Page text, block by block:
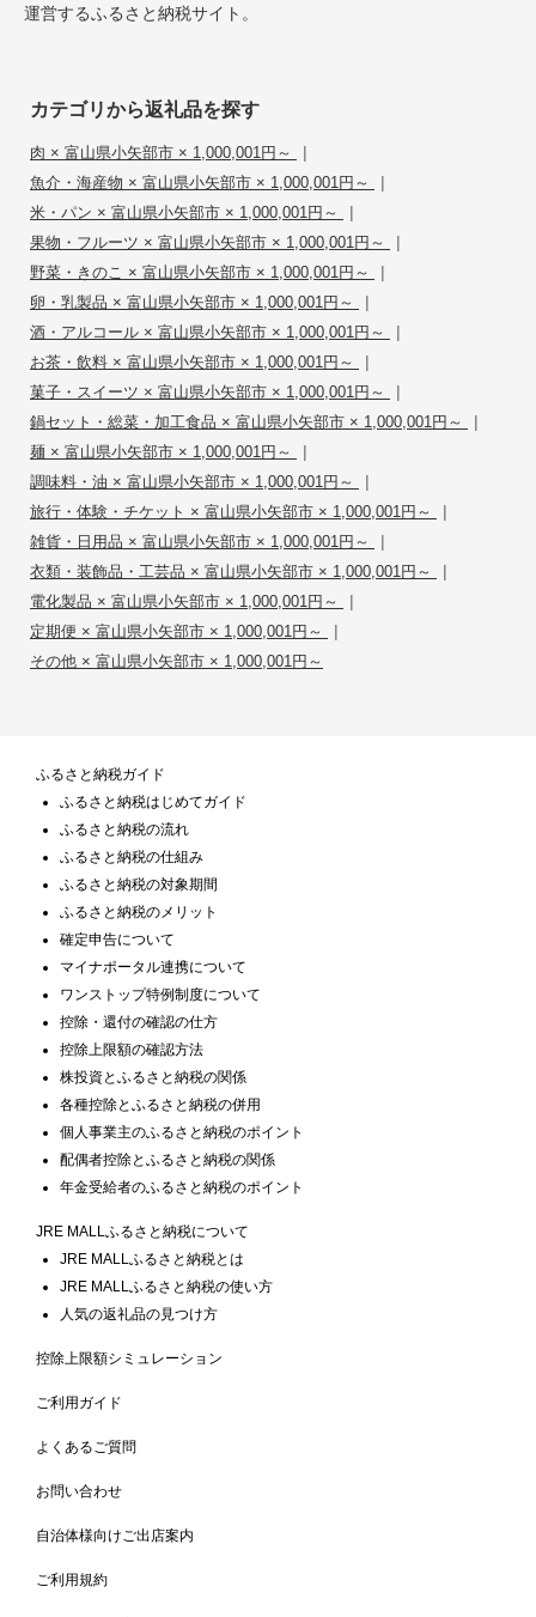
運営するふるさと納税サイト。
カテゴリから返礼品を探す
肉 × 富山県小矢部市 × 1,000,001円～ |
魚介・海産物 × 富山県小矢部市 × 1,000,001円～ |
米・パン × 富山県小矢部市 × 1,000,001円～ |
果物・フルーツ × 富山県小矢部市 × 1,000,001円～ |
野菜・きのこ × 富山県小矢部市 × 1,000,001円～ |
卵・乳製品 × 富山県小矢部市 × 1,000,001円～ |
酒・アルコール × 富山県小矢部市 × 1,000,001円～ |
お茶・飲料 × 富山県小矢部市 × 1,000,001円～ |
菓子・スイーツ × 富山県小矢部市 × 1,000,001円～ |
鍋セット・総菜・加工食品 × 富山県小矢部市 × 1,000,001円～ |
麺 × 富山県小矢部市 × 1,000,001円～ |
調味料・油 × 富山県小矢部市 × 1,000,001円～ |
旅行・体験・チケット × 富山県小矢部市 × 1,000,001円～ |
雑貨・日用品 × 富山県小矢部市 × 1,000,001円～ |
衣類・装飾品・工芸品 × 富山県小矢部市 × 1,000,001円～ |
電化製品 × 富山県小矢部市 × 1,000,001円～ |
定期便 × 富山県小矢部市 × 1,000,001円～ |
その他 × 富山県小矢部市 × 1,000,001円～
ふるさと納税ガイド
ふるさと納税はじめてガイド
ふるさと納税の流れ
ふるさと納税の仕組み
ふるさと納税の対象期間
ふるさと納税のメリット
確定申告について
マイナポータル連携について
ワンストップ特例制度について
控除・還付の確認の仕方
控除上限額の確認方法
株投資とふるさと納税の関係
各種控除とふるさと納税の併用
個人事業主のふるさと納税のポイント
配偶者控除とふるさと納税の関係
年金受給者のふるさと納税のポイント
JRE MALLふるさと納税について
JRE MALLふるさと納税とは
JRE MALLふるさと納税の使い方
人気の返礼品の見つけ方
控除上限額シミュレーション
ご利用ガイド
よくあるご質問
お問い合わせ
自治体様向けご出店案内
ご利用規約